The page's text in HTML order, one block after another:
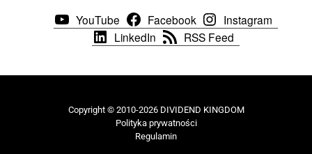
YouTube Facebook
Instagram
LinkedIn
RSS Feed
Copyright © 2010-2026 DIVIDEND KINGDOM
Polityka prywatności
Regulamin